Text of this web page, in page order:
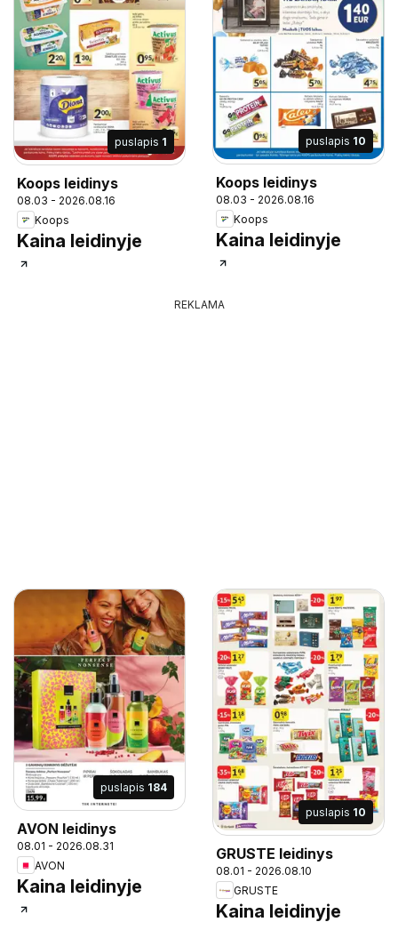
puslapis 1
Koops leidinys
08.03 - 2026.08.16
Koops
Kaina leidinyje
puslapis 10
Koops leidinys
08.03 - 2026.08.16
Koops
Kaina leidinyje
REKLAMA
puslapis 184
AVON leidinys
08.01 - 2026.08.31
AVON
Kaina leidinyje
puslapis 10
GRUSTE leidinys
08.01 - 2026.08.10
GRUSTE
Kaina leidinyje